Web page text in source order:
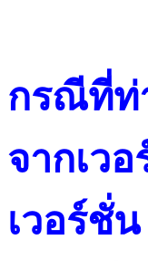
กรณีที่ท่
จากเว
เวอร์ชั่